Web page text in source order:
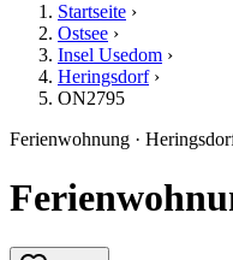
Startseite ›
Ostsee ›
Insel Usedom ›
Heringsdorf›
ON2795
Ferienwohnung ·